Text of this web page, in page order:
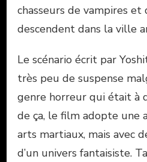
chasseurs de vampires
descendent dans la ville
Le scénario écrit par
très peu de suspense
genre horreur qui était à
de ça, le film adopte une
arts martiaux, mais avec
d’un univers fantaisiste.